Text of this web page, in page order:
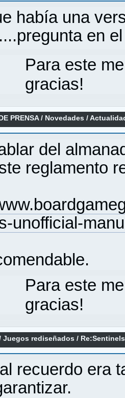
había una
en
Para este
gracias!
PRENSA/ Novedades /
el planeta Rojo, en castellano por
del
reglamento
unofficial-
Para este
gracias!
Juegos rediseñados /
recuerdo era